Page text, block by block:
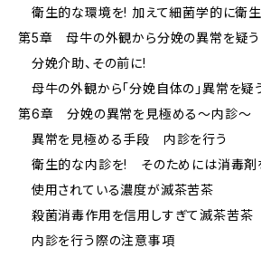
衛生的な環境を! 加えて細菌学的に衛
第5章 母牛の外観から分娩の異常を疑う
分娩介助、その前に!
母牛の外観から「分娩自体の」異常を疑
第6章 分娩の異常を見極める～内診～
異常を見極める手段 内診を行う
衛生的な内診を! そのためには消毒剤
使用されている濃度が滅茶苦茶
殺菌消毒作用を信用しすぎて滅茶苦茶
内診を行う際の注意事項